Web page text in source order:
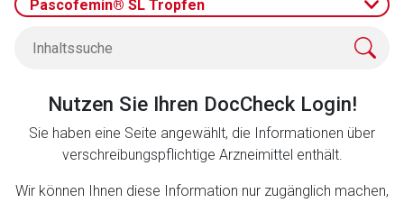
Pascofemin® SL Tropfen
Nutzen Sie Ihren DocCheck Login!
Sie haben eine Seite angewählt, die Informationen über
verschreibungspflichtige Arzneimittel enthält.
Wir können Ihnen diese Information nur zugänglich machen,
Zur Seite